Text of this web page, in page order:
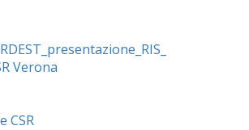
Verona
CSR